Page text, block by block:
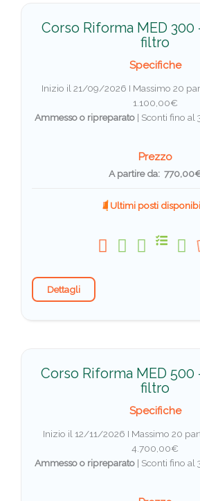
Corso Riforma MED 300
filtro
Specifiche
Inizio il 21/09/2026 I Massimo 20
1.100,00€
Ammesso o ripreparato | Sconti fino al
Prezzo
A partire da:
Ultimi posti
Dettagli
Corso Riforma MED 500
filtro
Specifiche
Inizio il 12/11/2026 I Massimo 20
4.700,00€
Ammesso o ripreparato | Sconti fino al